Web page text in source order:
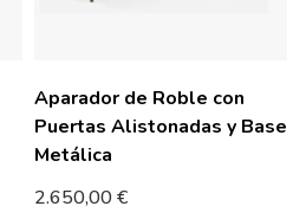
Aparador de Roble con
Puertas Alistonadas y Base
Metálica
2.650,00€